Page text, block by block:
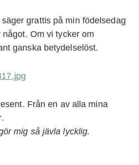
grattis på min födelsedag
Om vi tycker om
ganska betydelselöst.
Från en av alla mina
mig så jävla lycklig.